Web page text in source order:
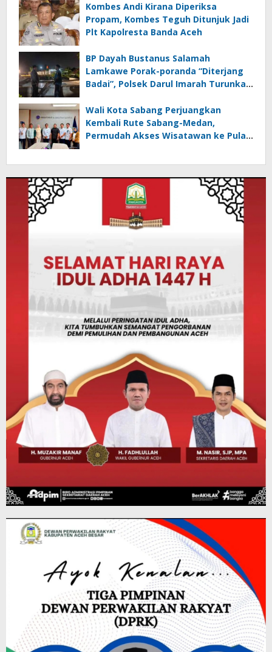
Kombes Andi Kirana Diperiksa
Propam, Kombes Teguh Ditunjuk Jadi
Plt Kapolresta Banda Aceh
BP Dayah Bustanus Salamah
Lamkawe Porak-poranda “Diterjang
Badai”, Polsek Darul Imarah Turunkan
Wali Kota Sabang Perjuangkan
Kembali Rute Sabang-Medan,
Permudah Akses Wisatawan ke Pulau